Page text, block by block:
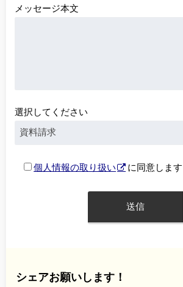
メッセージ本文
選択してください
個人情報の取り扱い に同意します
シェアお願いします！